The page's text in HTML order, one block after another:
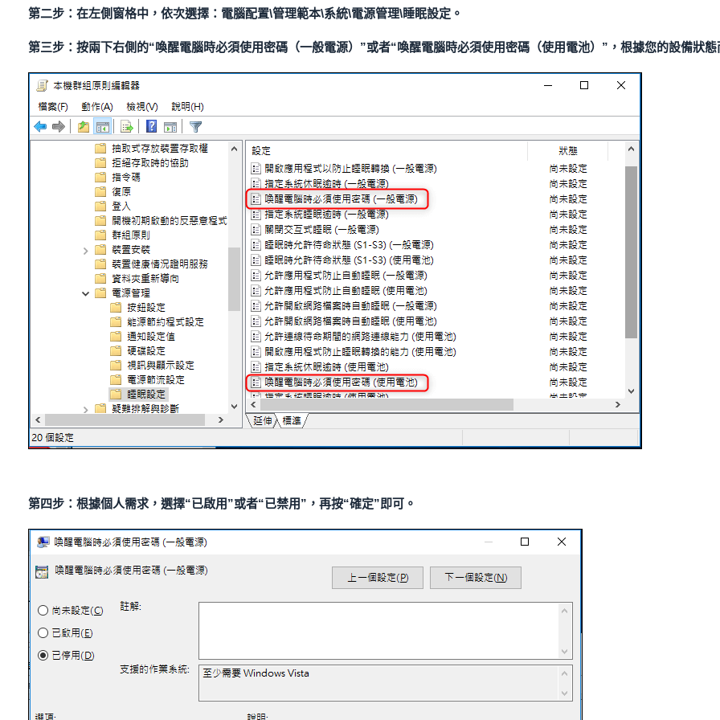
第二步：在左側窗格中，依次選擇：電腦配置\管理範本\系統\電源管理\睡眠設定。
第三步：按兩下右側的“喚醒電腦時必須使用密碼（一般電源）”或者“喚醒電腦時必須使用密碼（使用電池）”，根據您的設備狀態
第四步：根據個人需求，選擇“已啟用”或者“已禁用”，再按“確定”即可。